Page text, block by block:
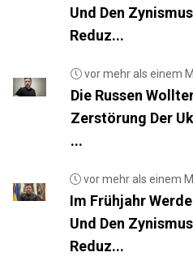
Und Den
Reduz...
vor mehr als einem
Die Russen
Zerstörung Der
...
vor mehr als einem
Im Frühjahr
Und Den
Reduz...